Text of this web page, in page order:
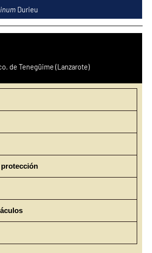
Durieu
de Tenegüime (Lanzarote)